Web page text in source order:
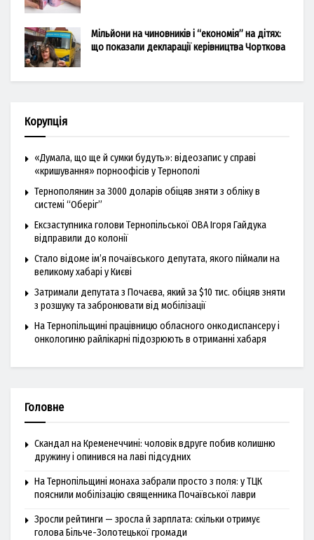
Мільйони на чиновників і “економія” на дітях:
що показали декларації керівництва Чорткова
Корупція
«Думала, що ще й сумки будуть»: відеозапис у справі
«кришування» порноофісів у Тернополі
Тернополянин за 3000 доларів обіцяв зняти з обліку в
системі “Оберіг”
Ексзаступника голови Тернопільської ОВА Ігоря Гайдука
відправили до колонії
Стало відоме ім’я почаївського депутата, якого піймали на
великому хабарі у Києві
Затримали депутата з Почаєва, який за $10 тис. обіцяв зняти
з розшуку та забронювати від мобілізації
На Тернопільщині працівницю обласного онкодиспансеру і
онкологиню райлікарні підозрюють в отриманні хабаря
Головне
Скандал на Кременеччині: чоловік вдруге побив колишню
дружину і опинився на лаві підсудних
На Тернопільщині монаха забрали просто з поля: у ТЦК
пояснили мобілізацію священника Почаївської лаври
Зросли рейтинги — зросла й зарплата: скільки отримує
голова Більче-Золотецької громади